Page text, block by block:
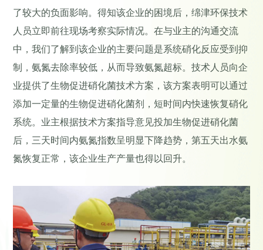
了较大的负面影响。得知该企业的困境后，绵津环保技术
人员立即前往现场考察实际情况。在与业主的沟通交流
中，我们了解到该企业的主要问题是系统硝化反应受到抑
制，氨氮去除率较低，从而导致氨氮超标。技术人员向企
业提供了生物促进硝化菌技术方案，该方案表明可以通过
添加一定量的生物促进硝化菌剂，短时间内快速恢复硝化
系统。业主根据技术方案指导意见投加生物促进硝化菌
后，三天时间内氨氮指数呈明显下降趋势，第五天出水氨
氮恢复正常，该企业生产产量也得以回升。